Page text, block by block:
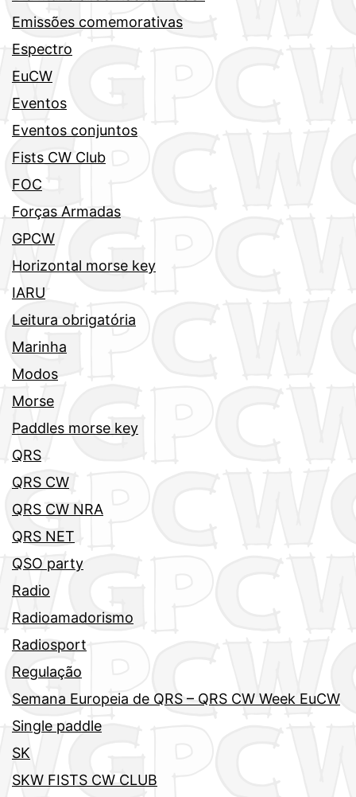
Emissões comemorativas
Espectro
EuCW
Eventos
Eventos conjuntos
Fists CW Club
FOC
Forças Armadas
GPCW
Horizontal morse key
IARU
Leitura obrigatória
Marinha
Modos
Morse
Paddles morse key
QRS
QRS CW
QRS CW NRA
QRS NET
QSO party
Radio
Radioamadorismo
Radiosport
Regulação
Semana Europeia de QRS – QRS CW Week EuCW
Single paddle
SK
SKW FISTS CW CLUB